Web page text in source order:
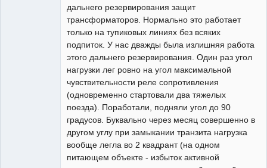
дальнего резервирования защит
трансформаторов. Нормально это работает
только на тупиковых линиях без всяких
подпиток. У нас дважды была излишняя работа
этого дальнего резервирования. Один раз угол
нагрузки лег ровно на угол максимальной
чувствительности реле сопротивления
(одновременно стартовали два тяжелых
поезда). Поработали, подняли угол до 90
градусов. Буквально через месяц совершенно в
другом углу при замыкании транзита нагрузка
вообще легла во 2 квадрант (на одном
питающем объекте - избыток активной